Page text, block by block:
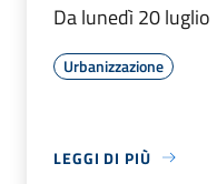
Da lunedì 20 luglio
Urbanizzazione
LEGGI DI PIÙ